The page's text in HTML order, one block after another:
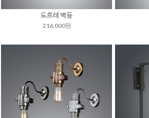
도르레 벽등
216,000원